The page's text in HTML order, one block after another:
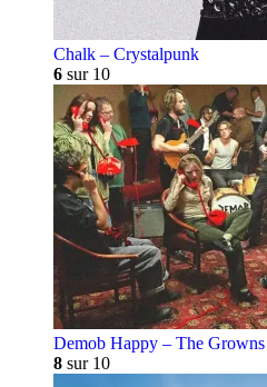
Chalk – Crystalpunk
6 sur 10
Demob Happy – The
8 sur 10